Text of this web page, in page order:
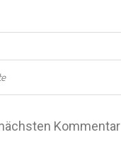
Kommentar